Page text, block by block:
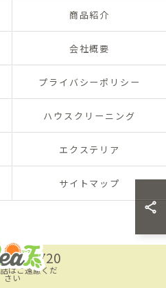
8720
はご遠慮くだ
さい
商品紹介
会社概要
プライバシーポリシー
ハウスクリーニング
エクステリア
サイトマップ